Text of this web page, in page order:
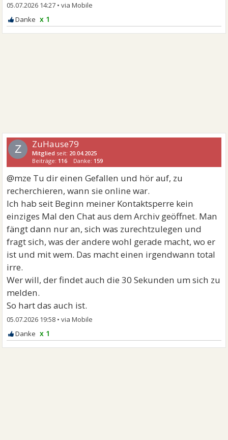
05.07.2026 14:27 •
x 1
Z ZuHause79
Mitglied seit: 20.04.2025
Beiträge: 116 Danke: 159
@mze Tu dir einen Gefallen und hör auf, zu
recherchieren, wann sie online war.
Ich hab seit Beginn meiner Kontaktsperre kein
einziges Mal den Chat aus dem Archiv geöffnet. Man
fängt dann nur an, sich was zurechtzulegen und
fragt sich, was der andere wohl gerade macht, wo er
ist und mit wem. Das macht einen irgendwann total
irre.
Wer will, der findet auch die 30 Sekunden um sich zu
melden.
So hart das auch ist.
05.07.2026 19:58 •
x 1